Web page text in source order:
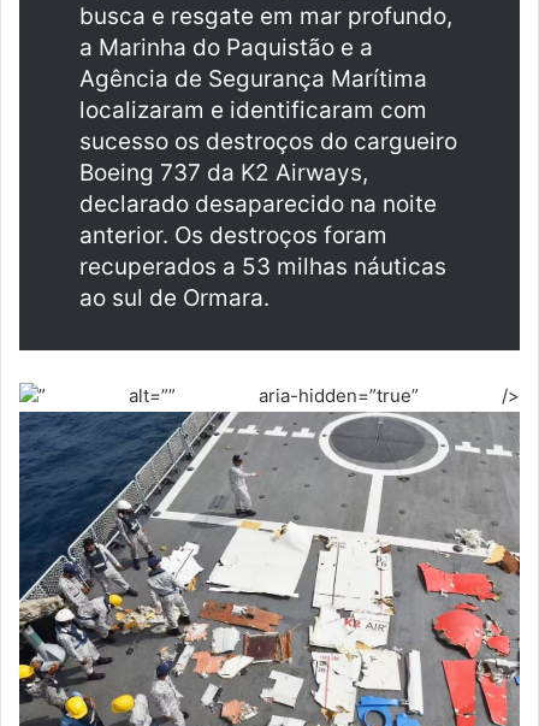
busca e resgate em mar profundo,
a Marinha do Paquistão e a
Agência de Segurança Marítima
localizaram e identificaram com
sucesso os destroços do cargueiro
Boeing 737 da K2 Airways,
declarado desaparecido na noite
anterior. Os destroços foram
recuperados a 53 milhas náuticas
ao sul de Ormara.
” alt=”” aria-hidden=”true” />